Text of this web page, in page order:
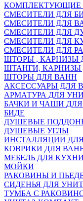
КОМПЛЕКТУЮЩИЕ
СМЕСИТЕЛИ ДЛЯ
СМЕСИТЕЛИ ДЛЯ
СМЕСИТЕЛИ ДЛЯ
СМЕСИТЕЛИ ДЛЯ
СМЕСИТЕЛИ ДЛЯ
ШТОРЫ , КАРНИЗЫ
ШТАНГИ, КАРНИЗЫ
ШТОРЫ ДЛЯ ВАНН
АКСЕССУАРЫ ДЛЯ
АРМАТУРА ДЛЯ
БАЧКИ И ЧАШИ
БИДЕ
ДУШЕВЫЕ
ДУШЕВЫЕ УГЛЫ
ИНСТАЛЛЯЦИИ
КОВРИКИ ДЛЯ
МЕБЕЛЬ ДЛЯ КУХНИ
МОЙКИ
РАКОВИНЫ И
СИДЕНЬЯ ДЛЯ
ТУМБА С